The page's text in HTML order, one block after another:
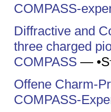
COMPASS-
Diffractive and
three charged
COMPASS — •
Offene Charm-
COMPASS-